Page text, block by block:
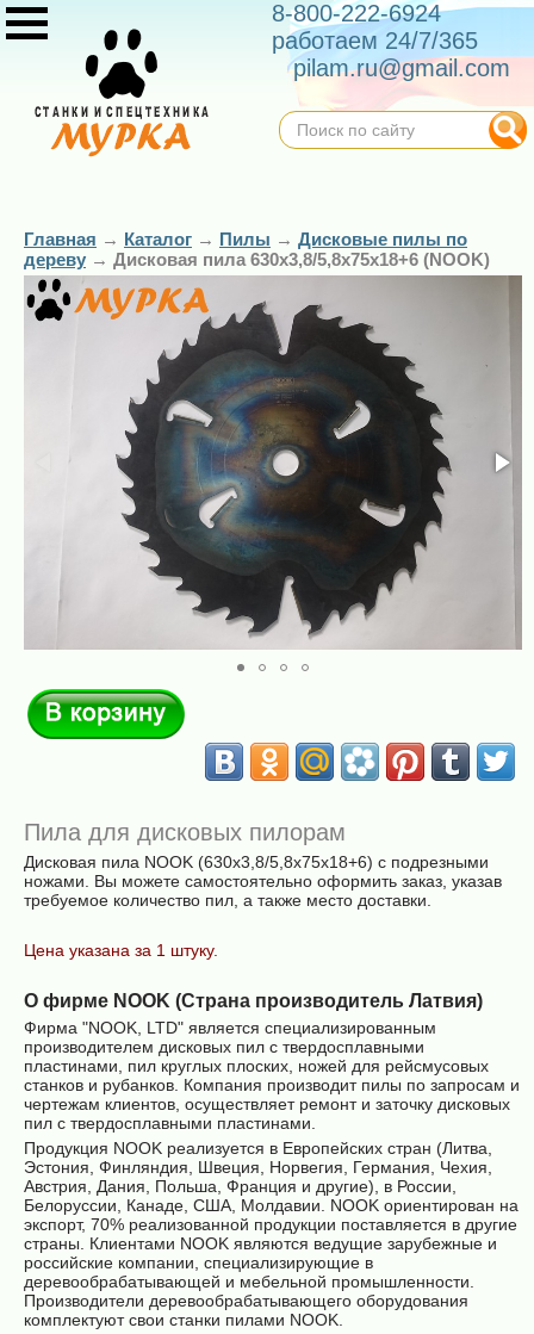
8-800-222-6924
работаем 24/7/365
pilam.ru@gmail.com
Главная → Каталог → Пилы → Дисковые пилы по
дереву → Дисковая пила 630х3,8/5,8х75х18+6 (NOOK)
Пила для дисковых пилорам
Дисковая пила NOOK (630х3,8/5,8х75х18+6) c подрезными
ножами. Вы можете самостоятельно оформить заказ, указав
требуемое количество пил, а также место доставки.
Цена указана за 1 штуку.
О фирме NOOK (Страна производитель Латвия)
Фирма "NOOK, LTD" является специализированным
производителем дисковых пил с твердосплавными
пластинами, пил круглых плоских, ножей для рейсмусовых
станков и рубанков. Компания производит пилы по запросам и
чертежам клиентов, осуществляет ремонт и заточку дисковых
пил с твердосплавными пластинами.
Продукция NOOK реализуется в Европейских стран (Литва,
Эстония, Финляндия, Швеция, Норвегия, Германия, Чехия,
Австрия, Дания, Польша, Франция и другие), в России,
Белоруссии, Канаде, США, Молдавии. NOOK ориентирован на
экспорт, 70% реализованной продукции поставляется в другие
страны. Клиентами NOOK являются ведущие зарубежные и
российские компании, специализирующие в
деревообрабатывающей и мебельной промышленности.
Производители деревообрабатывающего оборудования
комплектуют свои станки пилами NOOK.